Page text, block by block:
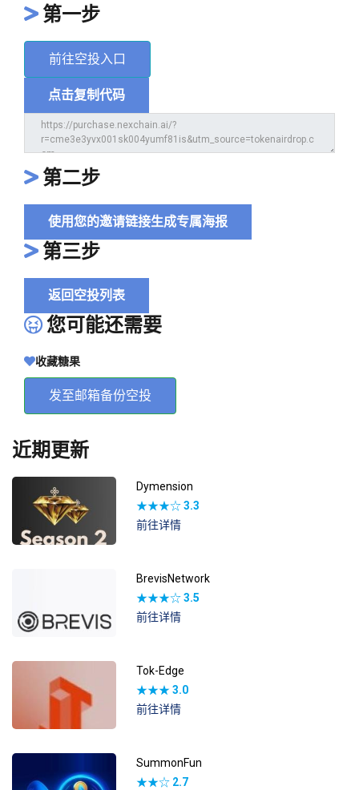
第一步
前往空投入口
点击复制代码
第二步
使用您的邀请链接生成专属海报
第三步
返回空投列表
您可能还需要
收藏糖果
发至邮箱备份空投
近期更新
Dymension
★★★☆3.3
前往详情
BrevisNetwork
★★★☆3.5
前往详情
Tok-Edge
★★★3.0
前往详情
SummonFun
★★☆ 2.7